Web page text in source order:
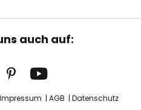
auch auf:
Impressum AGB
Datenschutz